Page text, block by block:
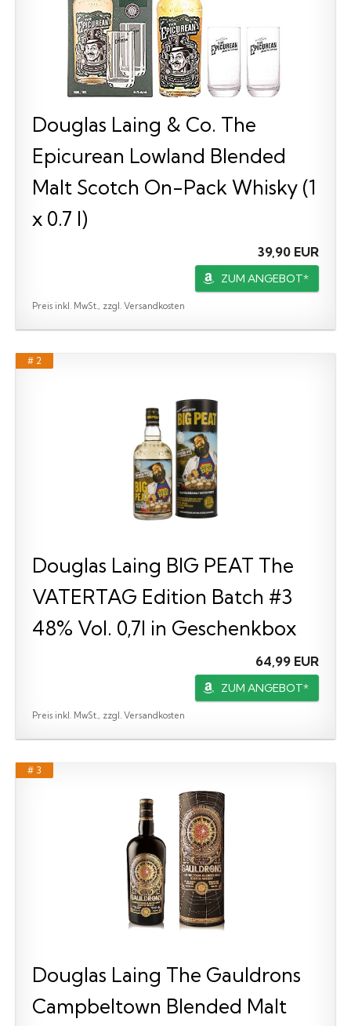
Douglas Laing & Co. The
Epicurean Lowland Blended
Malt Scotch On-Pack Whisky (1
x 0.7 l)
39,90 EUR
ZUM ANGEBOT*
Preis inkl. MwSt., zzgl. Versandkosten
# 2
Douglas Laing BIG PEAT The
VATERTAG Edition Batch #3
48% Vol. 0,7l in Geschenkbox
64,99 EUR
ZUM ANGEBOT*
Preis inkl. MwSt., zzgl. Versandkosten
# 3
Douglas Laing The Gauldrons
Campbeltown Blended Malt